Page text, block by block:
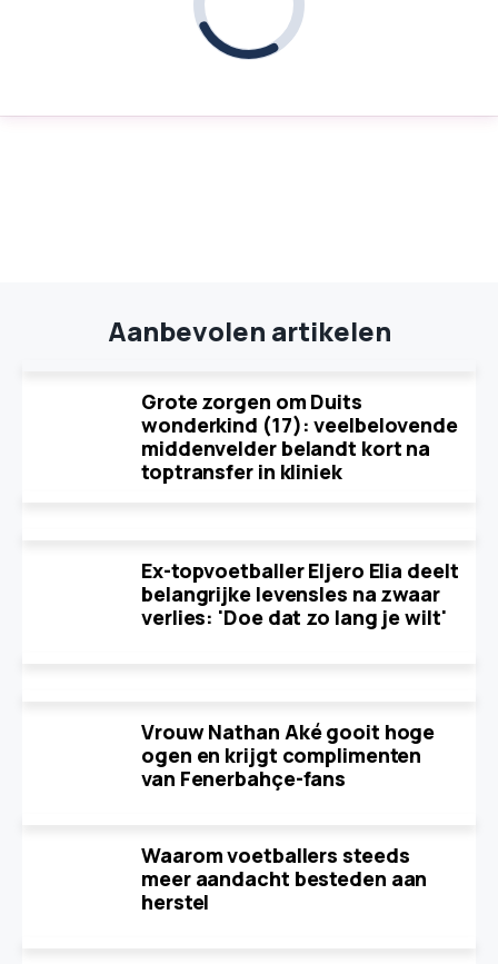
Aanbevolen artikelen
Grote zorgen om Duits
wonderkind (17): veelbelovende
middenvelder belandt kort na
toptransfer in kliniek
Ex-topvoetballer Eljero Elia deelt
belangrijke levensles na zwaar
verlies: 'Doe dat zo lang je wilt'
Vrouw Nathan Aké gooit hoge
ogen en krijgt complimenten
van Fenerbahçe-fans
Waarom voetballers steeds
meer aandacht besteden aan
herstel